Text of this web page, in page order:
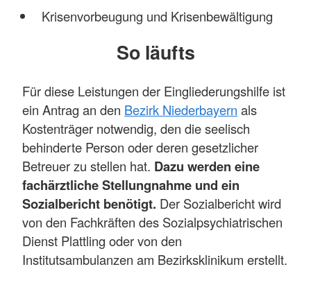
Krisenvorbeugung und Krisenbewältigung
So läufts
Für diese Leistungen der Eingliederungshilfe ist
ein Antrag an den Bezirk Niederbayern als
Kostenträger notwendig, den die seelisch
behinderte Person oder deren gesetzlicher
Betreuer zu stellen hat. Dazu werden eine
fachärztliche Stellungnahme und ein
Sozialbericht benötigt. Der Sozialbericht wird
von den Fachkräften des Sozialpsychiatrischen
Dienst Plattling oder von den
Institutsambulanzen am Bezirksklinikum erstellt.